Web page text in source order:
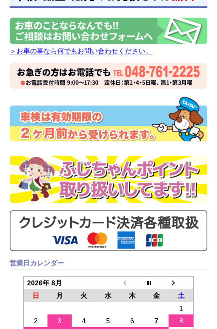
＞お車の事なら何でもお問い合わせください。
営業日カレンダー
2026年 8月
日
月 火 水 木 金
土
1
2
3 4 5 6 7
8